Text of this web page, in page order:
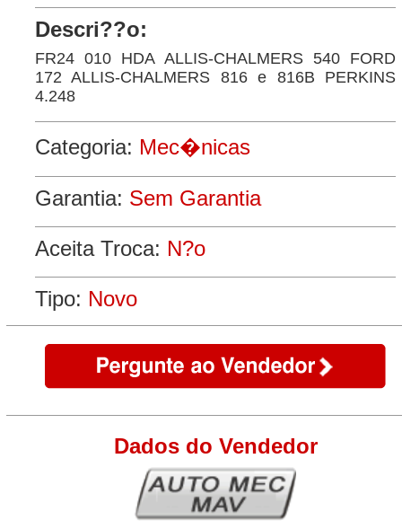
Descri??o:
FR24 010 HDA ALLIS-CHALMERS 540 FORD
172 ALLIS-CHALMERS 816 e 816B PERKINS
4.248
Categoria: Mec�nicas
Garantia: Sem Garantia
Aceita Troca: N?o
Tipo: Novo
Dados do Vendedor